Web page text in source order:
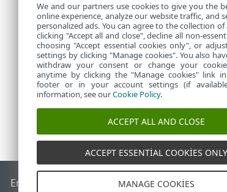
Bu
End of Life ESET Bilgi BankasıESET Forumu
We and our partners use cookies to give you the
online experience, analyze our website traffic, and
personalized ads. You can agree to the collection
clicking "Accept all and close", decline all non-
choosing "Accept essential cookies only", or
settings by clicking "Manage cookies". You also
withdraw your consent or change your cookie
anytime by clicking the "Manage cookies" link
footer or in your account settings (if
information, see ourCookie Policy.
ACCEPT ALL AND CLOSE
ACCEPT ESSENTIAL COOKIES ONLY
MANAGE COOKIES